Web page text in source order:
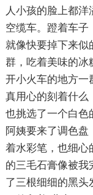
人小孩的脸上都
空缆车。蹬着车子
就像快要掉下来似
群，吃着美味的冰
开小火车的地方一
真用心的刻着什么
也挑选了一个白色
阿姨要来了调色
着水彩笔，也细心
的三毛石膏像被我
了三根细细的黑头